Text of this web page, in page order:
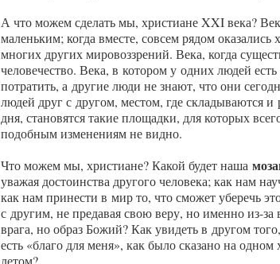
А что можем сделать мы, христиане XXI века?
маленьким; когда вместе, совсем рядом
многих других мировоззрений. Века, когда
человечество. Века, в котором у одних людей
потратить, а другие люди не знают, что они
людей друг с другом, местом, где складываются
дня, становятся такие площадки, для которых
подобным изменениям не видно.
Что можем мы, христиане? Какой будет наша
уважая достоинства другого человека; как нам
как нам принести в мир то, что сможет уберечь
с другим, не предавая свою веру, но именно из-
врага, но образ Божий? Как увидеть в другом
есть «благо для меня», как было сказано на